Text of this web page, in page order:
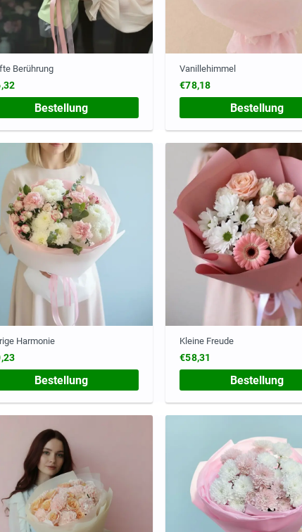
Berührung
Bestellung
Vanillehimmel
€78,18
Bestellung
Harmonie
Bestellung
Kleine Freude
€58,31
Bestellung